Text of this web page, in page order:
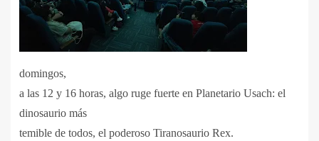
domingos,
a las 12 y 16 horas, algo ruge fuerte en Planetario Usach: el
dinosaurio más
temible de todos, el poderoso Tiranosaurio Rex.